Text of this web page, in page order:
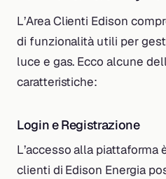
L’Area Clienti Edison
di funzionalità utili per
luce e gas. Ecco alcune
caratteristiche:
Login e Registrazione
L’accesso alla piattaforma
clienti di Edison Energia